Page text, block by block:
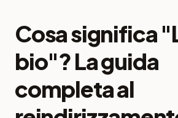
Cosa significa
bio"? La guida
completa al